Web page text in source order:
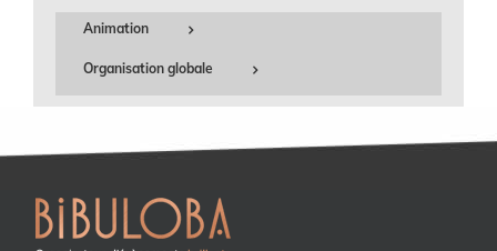
Animation
Organisation globale